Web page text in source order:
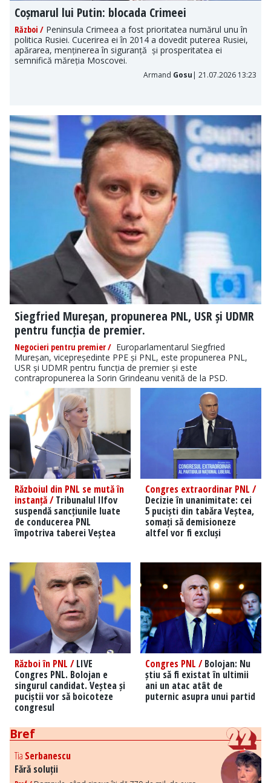
Coșmarul lui Putin: blocada Crimeei
Război / Peninsula Crimeea a fost prioritatea numărul unu în
politica Rusiei. Cucerirea ei în 2014 a dovedit puterea Rusiei,
apărarea, menținerea în siguranță și prosperitatea ei
semnifică măreția Moscovei.
Armand Gosu | 21.07.2026 13:23
Siegfried Mureșan, propunerea PNL, USR și UDMR
pentru funcția de premier.
Negocieri pentru premier / Europarlamentarul Siegfried
Mureșan, vicepreședinte PPE și PNL, este propunerea PNL,
USR și UDMR pentru funcția de premier și este
contrapropunerea la Sorin Grindeanu venită de la PSD.
Războiul din PNL se mută în
instanță /Tribunalul Ilfov
suspendă sancțiunile luate
de conducerea PNL
împotriva taberei Veștea
Congres extraordinar PNL /
Decizie în unanimitate: cei
5 puciști din tabăra Veștea,
somați să demisioneze
altfel vor fi excluși
Război în PNL /LIVE
Congres PNL. Bolojan e
singurul candidat. Veștea și
puciștii vor să boicoteze
congresul
Congres PNL /Bolojan: Nu
știu să fi existat în ultimii
ani un atac atât de
puternic asupra unui partid
Bref
Tia Serbanescu
Fără soluții